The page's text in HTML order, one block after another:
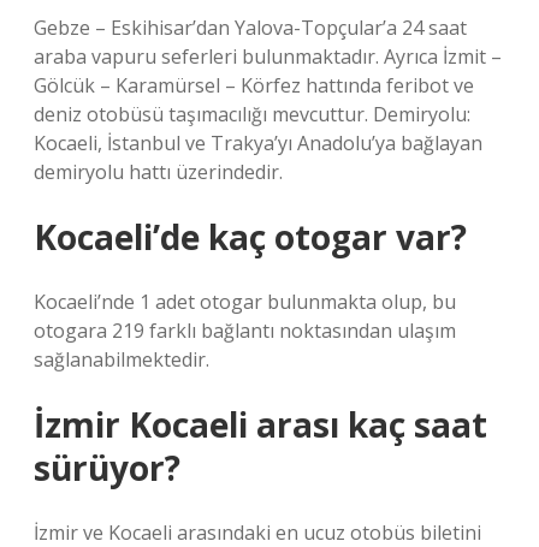
Gebze – Eskihisar’dan Yalova-Topçular’a 24 saat
araba vapuru seferleri bulunmaktadır. Ayrıca İzmit –
Gölcük – Karamürsel – Körfez hattında feribot ve
deniz otobüsü taşımacılığı mevcuttur. Demiryolu:
Kocaeli, İstanbul ve Trakya’yı Anadolu’ya bağlayan
demiryolu hattı üzerindedir.
Kocaeli’de kaç otogar var?
Kocaeli’nde 1 adet otogar bulunmakta olup, bu
otogara 219 farklı bağlantı noktasından ulaşım
sağlanabilmektedir.
İzmir Kocaeli arası kaç saat
sürüyor?
İzmir ve Kocaeli arasındaki en ucuz otobüs biletini